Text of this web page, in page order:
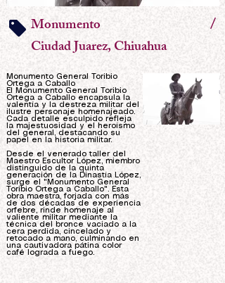
Monumento /
Ciudad Juarez, Chiuahua
Monumento General Toribio
Ortega a Caballo
El Monumento General Toribio
Ortega a Caballo encapsula la
valentía y la destreza militar del
ilustre personaje homenajeado.
Cada detalle esculpido refleja
la majestuosidad y el heroísmo
del general, destacando su
papel en la historia militar.
Desde el venerado taller del
Maestro Escultor López, miembro
distinguido de la quinta
generación de la Dinastía López,
surge el "Monumento General
Toribio Ortega a Caballo". Esta
obra maestra, forjada con más
de dos décadas de experiencia
orfebre, rinde homenaje al
valiente militar mediante la
técnica del bronce vaciado a la
cera perdida, cincelado y
retocado a mano, culminando en
una cautivadora pátina color
café lograda a fuego.